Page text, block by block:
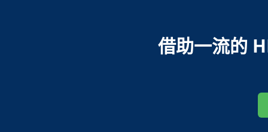
借助一流的